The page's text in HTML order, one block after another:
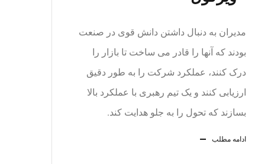
مدیران به دنبال داشتن دانش قوی در صنعت
بودند که آنها را قادر می ساخت تا بازار را
درک کنند، عملکرد شرکت را به طور دقیق
ارزیابی کنند و یک تیم رهبری با عملکرد بالا
بسازند که تحول را به جلو هدایت کند.
ادامه مطلب